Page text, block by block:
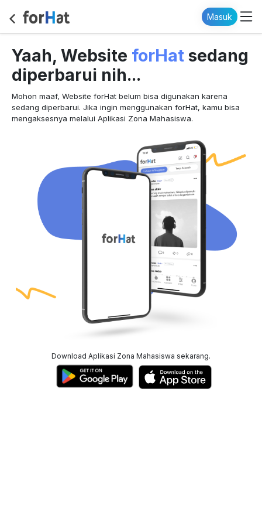
Masuk
Yaah, Website forHat sedang
diperbarui nih...
Mohon maaf, Website forHat belum bisa digunakan karena
sedang diperbarui. Jika ingin menggunakan forHat, kamu bisa
mengaksesnya melalui Aplikasi Zona Mahasiswa.
Download Aplikasi Zona Mahasiswa sekarang.